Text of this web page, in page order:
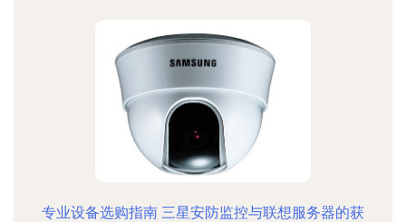
专业设备选购指南 三星安防监控与联想服务器的获